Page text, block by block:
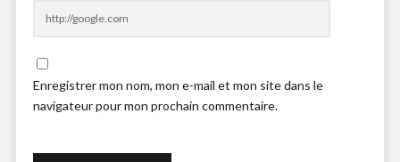
Enregistrer mon nom, mon e-mail et mon site dans le
navigateur pour mon prochain commentaire.